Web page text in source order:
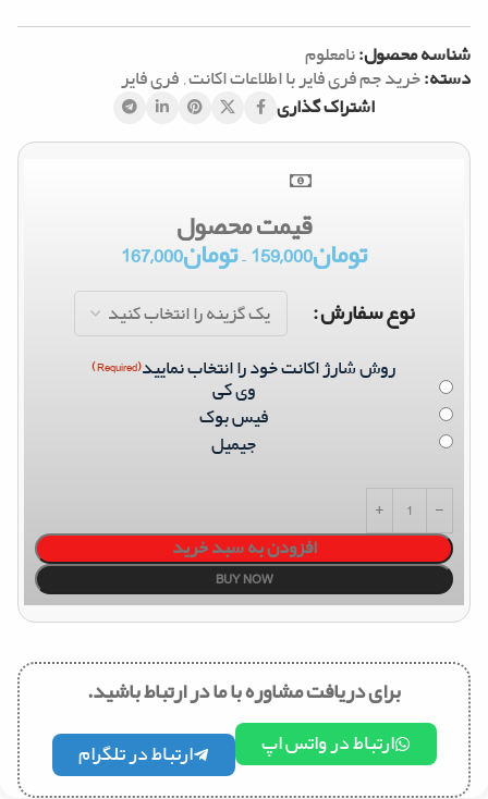
شناسه محصول:نامعلوم
دسته:خرید جم فری فایر با اطلاعات اکانت,فری فایر
اشتراک گذاری
قیمت محصول
تومان159,000
–تومان167,000
نوع سفارش
روش شارژ اکانت خود را انتخاب نمایید(Required)
وی کی
فیس بوک
جیمیل
افزودن به سبد خرید
BUY NOW
برای دریافت مشاوره با ما در ارتباط باشید.
ارتباط در واتس اپ ارتباط در تلگرام